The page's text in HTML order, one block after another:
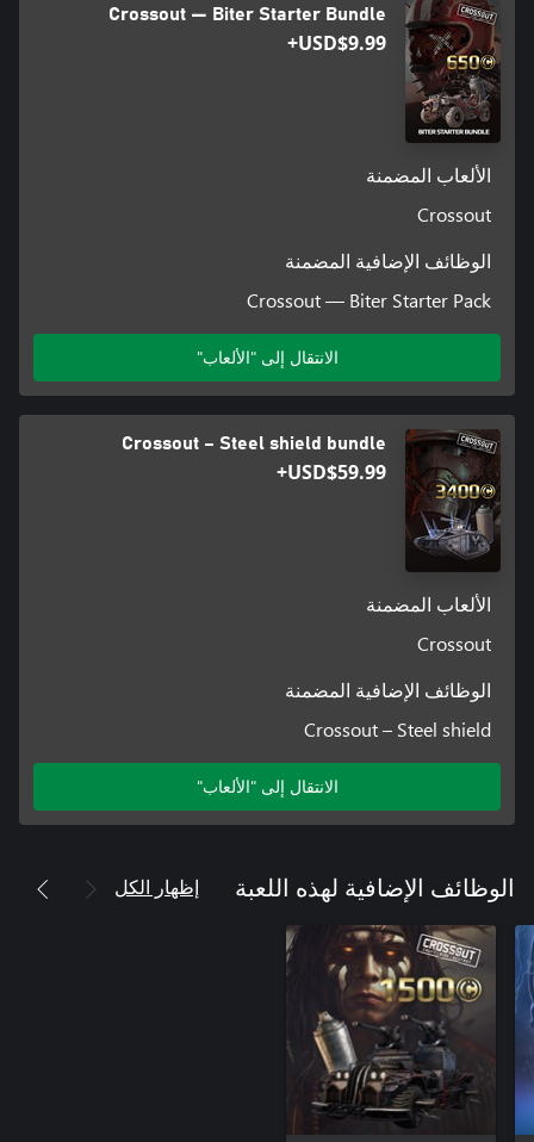
Crossout — Biter Starter Bundle
USD$9.99+
الألعاب المضمنة
Crossout
الوظائف الإضافية المضمنة
Crossout — Biter Starter Pack
الانتقال إلى "الألعاب"
Crossout – Steel shield bundle
USD$59.99+
الألعاب المضمنة
Crossout
الوظائف الإضافية المضمنة
Crossout – Steel shield
الانتقال إلى "الألعاب"
الوظائف الإضافية لهذه اللعبة إظهار الكل